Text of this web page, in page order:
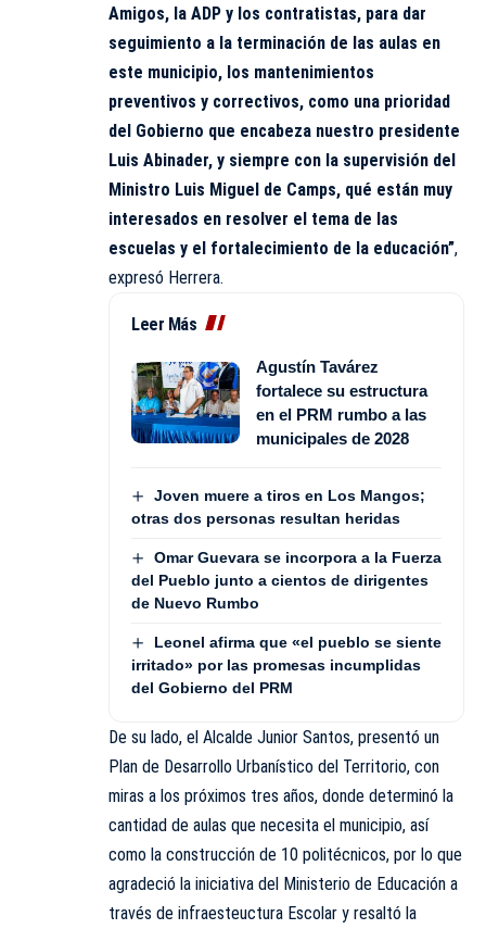
Amigos, la ADP y los contratistas, para dar
seguimiento a la terminación de las aulas en
este municipio, los mantenimientos
preventivos y correctivos, como una prioridad
del Gobierno que encabeza nuestro presidente
Luis Abinader, y siempre con la supervisión del
Ministro Luis Miguel de Camps, qué están muy
interesados en resolver el tema de las
escuelas y el fortalecimiento de la educación”,
expresó Herrera.
Leer Más
Agustín Tavárez
fortalece su estructura
en el PRM rumbo a las
municipales de 2028
Joven muere a tiros en Los Mangos;
otras dos personas resultan heridas
Omar Guevara se incorpora a la Fuerza
del Pueblo junto a cientos de dirigentes
de Nuevo Rumbo
Leonel afirma que «el pueblo se siente
irritado» por las promesas incumplidas
del Gobierno del PRM
De su lado, el Alcalde Junior Santos, presentó un
Plan de Desarrollo Urbanístico del Territorio, con
miras a los próximos tres años, donde determinó la
cantidad de aulas que necesita el municipio, así
como la construcción de 10 politécnicos, por lo que
agradeció la iniciativa del Ministerio de Educación a
través de infraesteuctura Escolar y resaltó la